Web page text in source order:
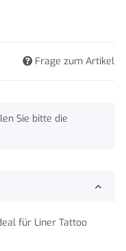
Frage zum Artikel
Sie bitte die
für Liner Tattoo